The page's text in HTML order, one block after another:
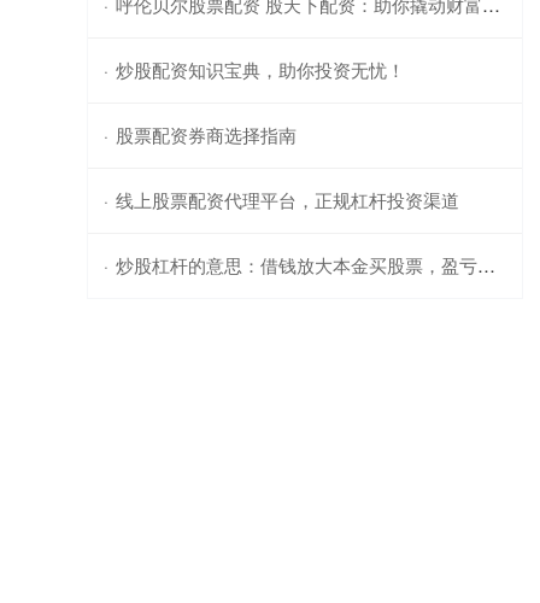
·
· 炒股配资知识宝典，助你投资无忧！
· 股票配资券商选择指南
· 线上股票配资代理平台，正规杠杆投资渠道
· 炒股杠杆的意思：借钱放大本金买股票，盈亏加倍。